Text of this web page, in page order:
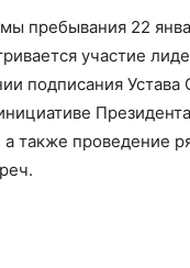
пребывания 22
участие
подписания Устава
также проведение